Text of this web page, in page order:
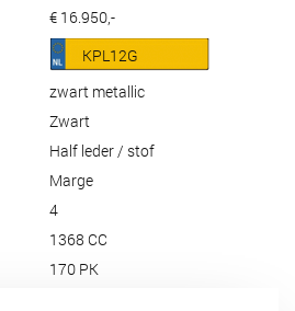
€ 16.950,-
KPL12G
zwart metallic
Zwart
Half leder / stof
Marge
4
1368 CC
170 PK